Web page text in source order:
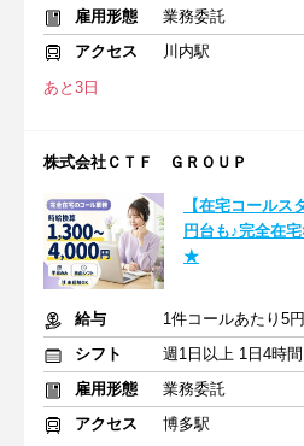
雇用形態
業務委託
アクセス
川内駅
あと3日
株式会社ＣＴＦ ＧＲＯＵＰ
【在宅コールス
円台も♪完全在
★
給与
シフト
雇用形態
業務委託
アクセス
博多駅